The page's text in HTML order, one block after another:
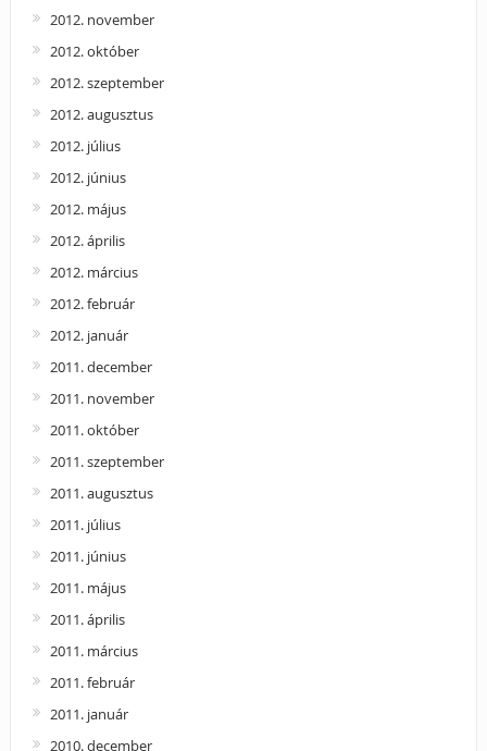
2012. november
2012. október
2012. szeptember
2012. augusztus
2012. július
2012. június
2012. május
2012. április
2012. március
2012. február
2012. január
2011. december
2011. november
2011. október
2011. szeptember
2011. augusztus
2011. július
2011. június
2011. május
2011. április
2011. március
2011. február
2011. január
2010. december